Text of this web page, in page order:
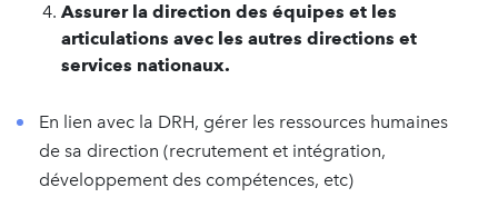
Assurer la direction des équipes et les
articulations avec les autres directions et
services nationaux.
En lien avec la DRH, gérer les ressources humaines
de sa direction (recrutement et intégration,
développement des compétences, etc)